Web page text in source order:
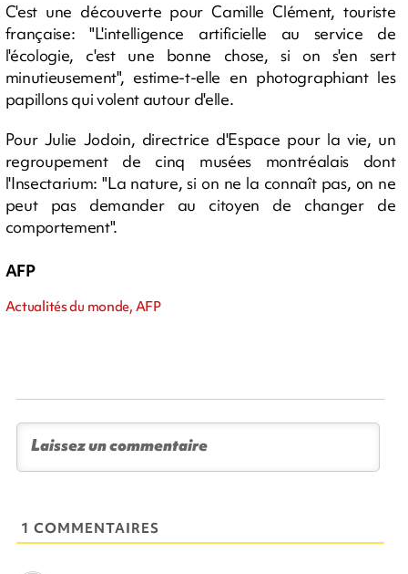
C'est une découverte pour Camille Clément, touriste
française: "L'intelligence artificielle au service de
l'écologie, c'est une bonne chose, si on s'en sert
minutieusement", estime-t-elle en photographiant les
papillons qui volent autour d'elle.
Pour Julie Jodoin, directrice d'Espace pour la vie, un
regroupement de cinq musées montréalais dont
l'Insectarium: "La nature, si on ne la connaît pas, on ne
peut pas demander au citoyen de changer de
comportement".
AFP
Actualités du monde, AFP
1 COMMENTAIRES